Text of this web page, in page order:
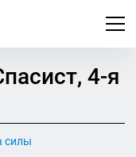
4-я
силы